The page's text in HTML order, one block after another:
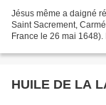
Jésus même a daigné
Saint Sacrement,
France le 26 mai
HUILE DE LA